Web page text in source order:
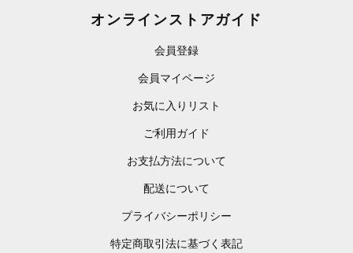
オンラインストアガイド
会員登録
会員マイページ
お気に入りリスト
ご利用ガイド
お支払方法について
配送について
プライバシーポリシー
特定商取引法に基づく表記